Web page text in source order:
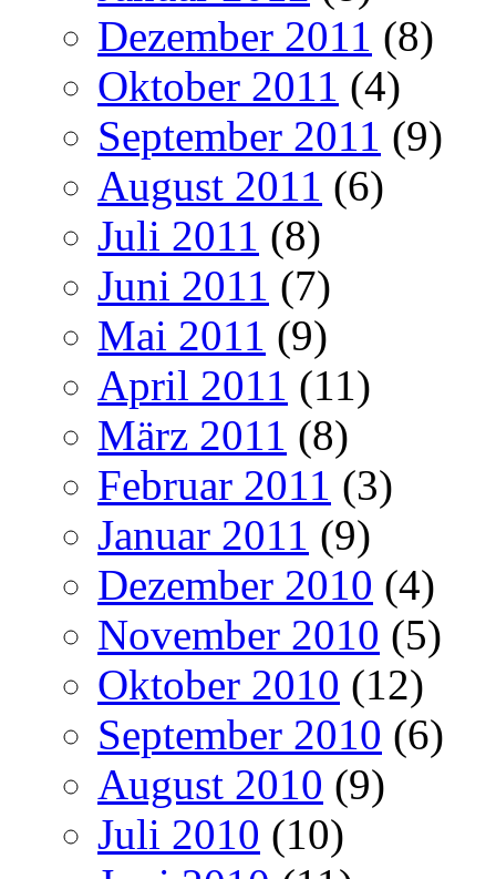
Dezember 2011 (8)
Oktober 2011 (4)
September 2011 (9)
August 2011 (6)
Juli 2011 (8)
Juni 2011 (7)
Mai 2011 (9)
April 2011 (11)
März 2011 (8)
Februar 2011 (3)
Januar 2011 (9)
Dezember 2010 (4)
November 2010 (5)
Oktober 2010 (12)
September 2010 (6)
August 2010 (9)
Juli 2010 (10)